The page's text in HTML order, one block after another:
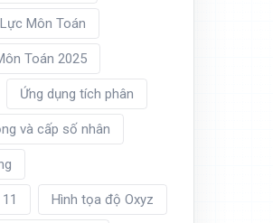
Môn Toán
Toán 2025
Ứng dụng tích phân
và cấp số nhân
Hình tọa độ Oxyz